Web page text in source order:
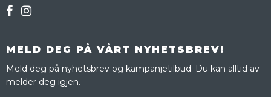
MELD DEG PÅ VÅRT NYHETSBREV!
Meld deg på nyhetsbrev og kampanjetilbud. Du kan alltid av
melder deg igjen.